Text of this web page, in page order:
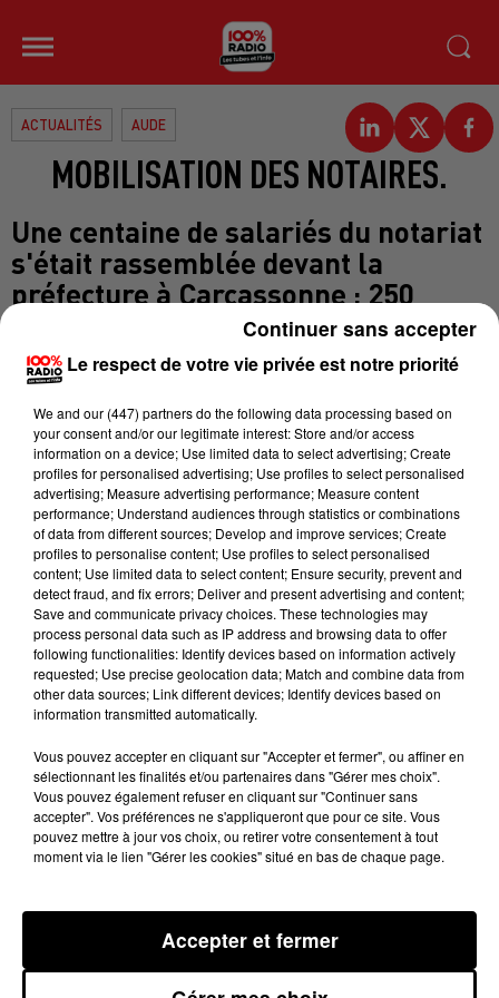
ACTUALITÉS AUDE
MOBILISATION DES NOTAIRES.
Une centaine de salariés du notariat
s'était rassemblée devant la
préfecture à Carcassonne : 250
selon les manifestants, 150 selon la
police. Tous sont venus manifester
contre un projet gouvernemental
qui prévoit l'ouverture à la
concurrence de leur mission. On
écoute Jean-Luc Marcuello vice
président de la chambre des
notaires au micro de notre
correspondante Latifa Alloubouch.
A noter qu'une délégation de la
chambre des notaires à été reçu par
le préfet hier vers 16h 30. On
compte dans l' Aude 73 notaires, 34
études et 298 salariés du notariat.
Publié : 18 septembre 2014 à 10h01
Le respect de votre vie privée est notre priorité
We and our (447) partnersdo the following data processing based on
your consent and/or our legitimate interest: Store and/or access
information on a device; Use limited data to select advertising; Create
profiles for personalised advertising; Use profiles to select personalised
advertising; Measure advertising performance; Measure content
performance; Understand audiences through statistics or combinations
of data from different sources; Develop and improve services; Create
profiles to personalise content; Use profiles to select personalised
content; Use limited data to select content; Ensure security, prevent and
detect fraud, and fix errors; Deliver and present advertising and content;
Save and communicate privacy choices. These technologies may
process personal data such as IP address and browsing data to offer
following functionalities: Identify devices based on information actively
requested; Use precise geolocation data; Match and combine data from
other data sources; Link different devices; Identify devices based on
information transmitted automatically.
Vous pouvez accepter en cliquant sur "Accepter et fermer", ou affiner en
sélectionnant les finalités et/ou partenaires dans "Gérer mes choix".
Vous pouvez également refuser en cliquant sur "Continuer sans
accepter". Vos préférences ne s'appliqueront que pour ce site. Vous
pouvez mettre à jour vos choix, ou retirer votre consentement à tout
moment via le lien "Gérer les cookies" situé en bas de chaque page.
Accepter et fermer
Continuer sans accepter